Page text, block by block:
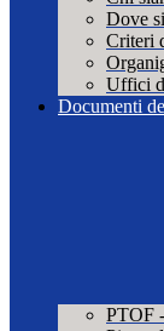
Dove
Criteri
Uffici
Documenti
PTOF